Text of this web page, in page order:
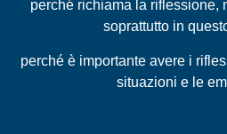
perché richiama la riflessione,
soprattutto in
perché è importante avere i
situazioni e le